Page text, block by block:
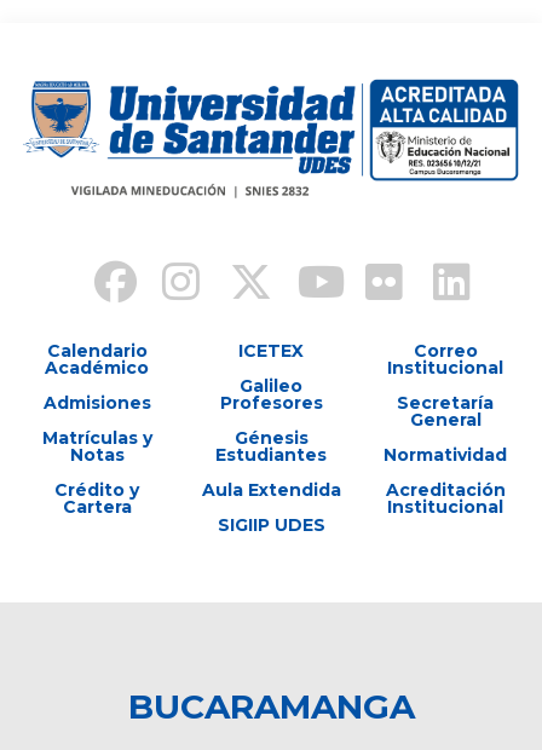
Calendario
Académico
Admisiones
Matrículas y
Notas
Crédito y
Cartera
ICETEX
Galileo
Profesores
Génesis
Estudiantes
Aula Extendida
SIGIIP UDES
Correo
Institucional
Secretaría
General
Normatividad
Acreditación
Institucional
BUCARAMANGA